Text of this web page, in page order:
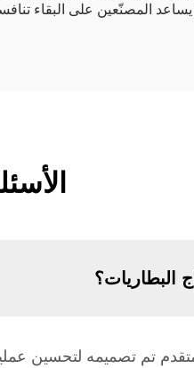
يساعد المصنّعين على
البطاريات؟
تم تصميمه لتحسين عملية